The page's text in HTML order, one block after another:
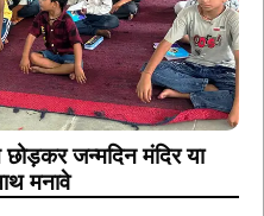
जन्मदिन मंदिर या
मनावे